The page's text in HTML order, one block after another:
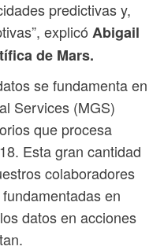
predictivas y,
explicó Abigail
de Mars.
se fundamenta en
Services (MGS)
que procesa
Esta gran cantidad
colaboradores
en
datos en acciones